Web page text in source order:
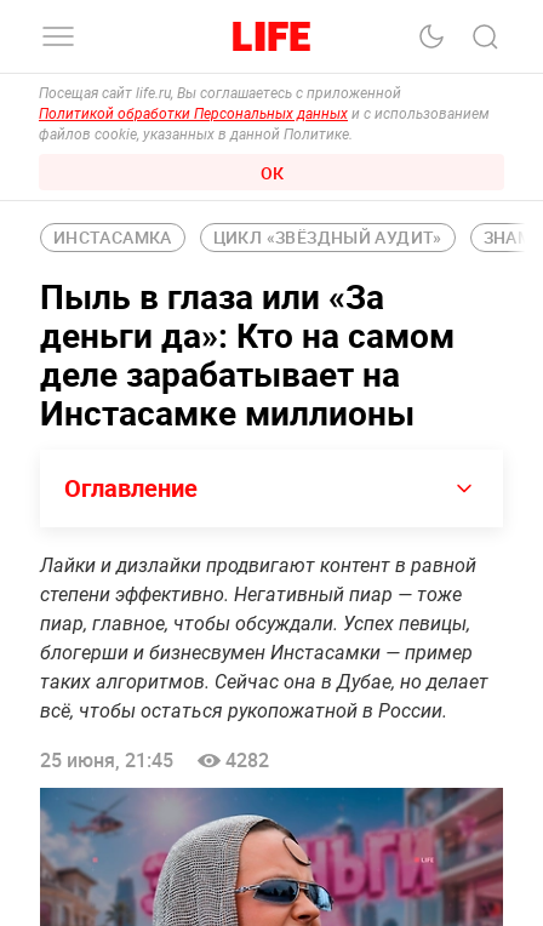
Посещая сайт life.ru, Вы соглашаетесь с приложенной
Политикой обработки Персональных данных и с использованием
файлов cookie, указанных в данной Политике.
ОК
ИНСТАСАМКА ЦИКЛ «ЗВЁЗДНЫЙ АУДИТ»
Пыль в глаза или «За
деньги да»: Кто на самом
деле зарабатывает на
Инстасамке миллионы
Оглавление
Лайки и дизлайки продвигают контент в равной
степени эффективно. Негативный пиар — тоже
пиар, главное, чтобы обсуждали. Успех певицы,
блогерши и бизнесвумен Инстасамки — пример
таких алгоритмов. Сейчас она в Дубае, но делает
всё, чтобы остаться рукопожатной в России.
25 июня, 21:45 4282